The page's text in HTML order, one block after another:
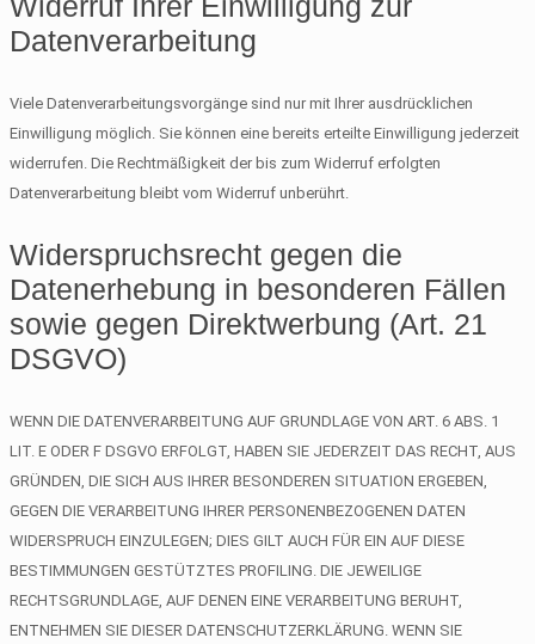
Datenverarbeitung
Viele Datenverarbeitungsvorgänge sind nur mit Ihrer ausdrücklichen
Einwilligung möglich. Sie können eine bereits erteilte Einwilligung jederzeit
widerrufen. Die Rechtmäßigkeit der bis zum Widerruf erfolgten
Datenverarbeitung bleibt vom Widerruf unberührt.
Widerspruchsrecht gegen die
Datenerhebung in besonderen Fällen
sowie gegen Direktwerbung (Art. 21
DSGVO)
WENN DIE DATENVERARBEITUNG AUF GRUNDLAGE VON ART. 6 ABS. 1
LIT. E ODER F DSGVO ERFOLGT, HABEN SIE JEDERZEIT DAS RECHT, AUS
GRÜNDEN, DIE SICH AUS IHRER BESONDEREN SITUATION ERGEBEN,
GEGEN DIE VERARBEITUNG IHRER PERSONENBEZOGENEN DATEN
WIDERSPRUCH EINZULEGEN; DIES GILT AUCH FÜR EIN AUF DIESE
BESTIMMUNGEN GESTÜTZTES PROFILING. DIE JEWEILIGE
RECHTSGRUNDLAGE, AUF DENEN EINE VERARBEITUNG BERUHT,
ENTNEHMEN SIE DIESER DATENSCHUTZERKLÄRUNG. WENN SIE